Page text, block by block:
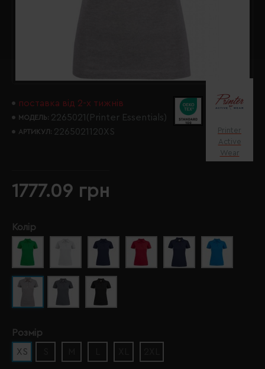
поставка від 2-х тижнів
МОДЕЛЬ: 2265021(Printer Essentials)
АРТИКУЛ: 2265021120XS
Printer
Active
Wear
1777.09 грн
Колір
Розмір
XS